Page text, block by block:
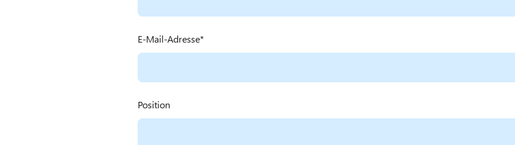
E-Mail-Adresse
Position